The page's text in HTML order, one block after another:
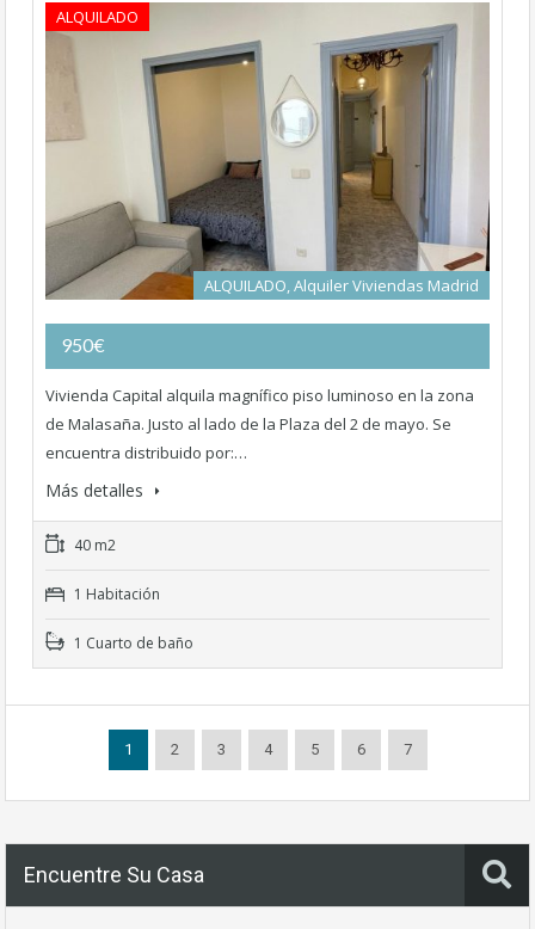
ALQUILADO
ALQUILADO, Alquiler Viviendas Madrid
950€
Vivienda Capital alquila magnífico piso luminoso en la zona
de Malasaña. Justo al lado de la Plaza del 2 de mayo. Se
encuentra distribuido por:…
Más detalles
40 m2
1 Habitación
1 Cuarto de baño
1 2 3 4 5 6 7
Encuentre Su Casa